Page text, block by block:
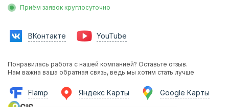
Аренда с водителем
Трансфер на вокзал
Трансфер в гостиницу
Инвестиции в прокат
Франшиза
Приём заявок круглосуточно
ВКонтакте YouTube
Понравилась работа с нашей компанией? Оставьте отзыв.
Нам важна ваша обратная связь, ведь мы хотим стать лучше
Flamp Яндекс Карты Google Карты